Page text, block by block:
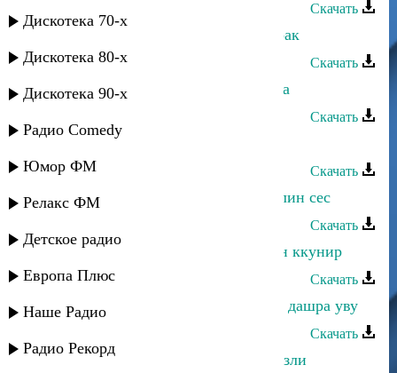
Дискотека 70-х
Дискотека 80-х
Дискотека 90-х
Радио Comedy
Юмор ФМ
Релакс ФМ
Детское радио
Европа Плюс
Наше Радио
Радио Рекорд
Скачать
Магомед-Закир Рамазанов - Мубарак
Скачать
Магомед-Закир Рамазанов - Динара
Скачать
Магомед-Закир Рамазанов - Дада
Скачать
Магомед-Закир Рамазанов - Гарччлин сес
Скачать
Магомед-Закир Рамазанов - Вартан ккунир
Скачать
Магомед-Закир Рамазанов - Багахь дашра уву
Скачать
Магомед-Закир Рамазанов - Алагюзли